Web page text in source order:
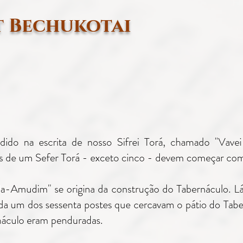
Bechukotai
na escrita de nosso Sifrei Torá, chamado
de um Sefer Torá - exceto cinco - devem começar
Amudim" se origina da construção do Tabernáculo.
um dos sessenta postes que cercavam o pátio do
eram penduradas.